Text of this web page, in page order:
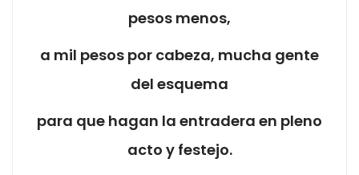
pesos menos,
a mil pesos por cabeza, mucha gente
del esquema
para que hagan la entradera en pleno
acto y festejo.